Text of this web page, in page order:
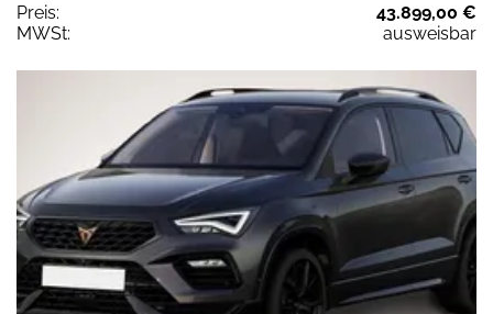
Preis:
43.899,00 €
MWSt:
ausweisbar